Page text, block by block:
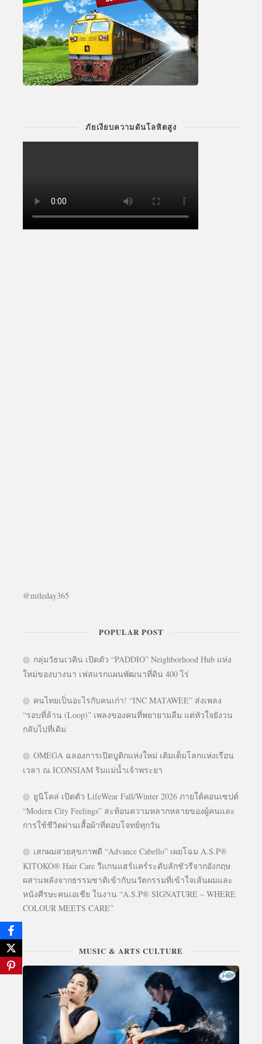
ภัยเงียบความดันโลหิตสูง
@mileday365
POPULAR POST
กลุ่มวัธนเวคิน เปิดตัว “PADDIO” Neighborhood Hub แห่ง
ใหม่ของบางนา เฟสแรกแผนพัฒนาที่ดิน 400 ไร่
คนไทยเป็นอะไรกับคนเก่า! “INC MATAWEE” ส่งเพลง
“รอบที่ล้าน (Loop)” เพลงของคนที่พยายามลืม แต่หัวใจยังวน
กลับไปที่เดิม
OMEGA ฉลองการเปิดบูติกแห่งใหม่ เติมเต็มโลกแห่งเรือน
เวลา ณ ICONSIAM ริมแม่น้ำเจ้าพระยา
ยูนิโคล่ เปิดตัว LifeWear Fall/Winter 2026 ภายใต้คอนเซปต์
“Modern City Feelings” สะท้อนความหลากหลายของผู้คนและ
การใช้ชีวิตผ่านเสื้อผ้าที่ตอบโจทย์ทุกวัน
เสกผมสวยสุขภาพดี “Advance Cabello” เผยโฉม A.S.P®
KITOKO® Hair Care วีแกนแฮร์แคร์ระดับลักชัวรีจากอังกฤษ
ผสานพลังจากธรรมชาติเข้ากับนวัตกรรมที่เข้าใจเส้นผมและ
หนังศีรษะคนเอเชีย ในงาน “A.S.P® SIGNATURE – WHERE
COLOUR MEETS CARE”
MUSIC & ARTS CULTURE